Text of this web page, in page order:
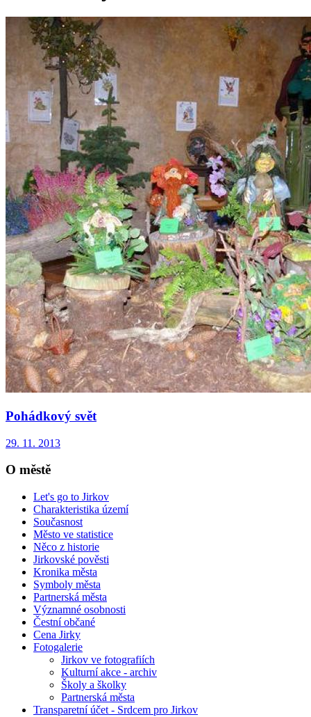
Pohádkový svět
29. 11. 2013
O městě
Let's go to Jirkov
Charakteristika území
Současnost
Město ve statistice
Něco z historie
Jirkovské pověsti
Kronika města
Symboly města
Partnerská města
Významné osobnosti
Čestní občané
Cena Jirky
Fotogalerie
Jirkov ve fotografiích
Kulturní akce - archiv
Školy a školky
Partnerská města
Transparetní účet - Srdcem pro Jirkov